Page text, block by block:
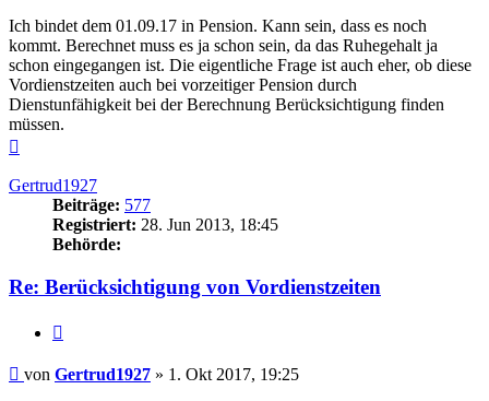
Ich bindet dem 01.09.17 in Pension. Kann sein, dass es noch
kommt. Berechnet muss es ja schon sein, da das Ruhegehalt ja
schon eingegangen ist. Die eigentliche Frage ist auch eher, ob diese
Vordienstzeiten auch bei vorzeitiger Pension durch
Dienstunfähigkeit bei der Berechnung Berücksichtigung finden
müssen.
Gertrud1927
Beiträge: 577
Registriert: 28. Jun 2013, 18:45
Behörde:
Re: Berücksichtigung von Vordienstzeiten
Beitrag
von Gertrud1927 » 1. Okt 2017, 19:25